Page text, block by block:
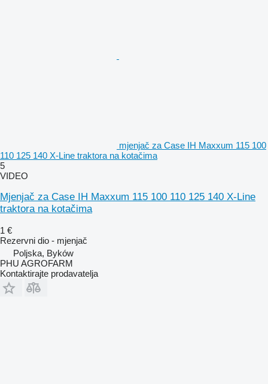
mjenjač za Case IH Maxxum 115 100
110 125 140 X-Line traktora na kotačima
5
VIDEO
Mjenjač za Case IH Maxxum 115 100 110 125 140 X-Line
traktora na kotačima
1 €
Rezervni dio - mjenjač
Poljska, Byków
PHU AGROFARM
Kontaktirajte prodavatelja